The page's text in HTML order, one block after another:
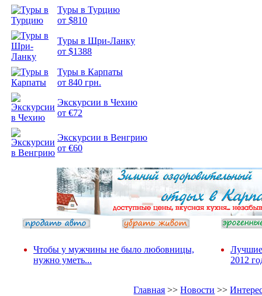
Туры в Турцию
от $810
Туры в Шри-Ланку
от $1388
Туры в Карпаты
от 840 грн.
Экскурсии в Чехию
от €72
Экскурсии в Венгрию
от €60
Чтобы у мужчины не было любовницы,
нужно уметь...
Лучшие
2012
Главная >>Новости >>